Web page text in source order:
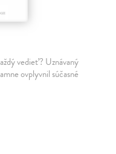
vedieť? Uznávaný
ovplyvnil súčasné